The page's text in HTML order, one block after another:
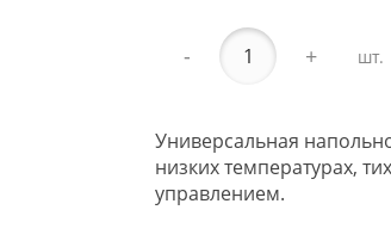
- + шт.
Универсальная
низких температурах,
управлением.